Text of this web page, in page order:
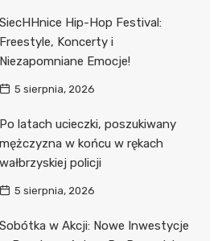
SiecHHnice Hip-Hop Festival:
Freestyle, Koncerty i
Niezapomniane Emocje!
5 sierpnia, 2026
Po latach ucieczki, poszukiwany
mężczyzna w końcu w rękach
wałbrzyskiej policji
5 sierpnia, 2026
Sobótka w Akcji: Nowe Inwestycje